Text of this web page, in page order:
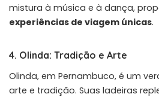
mistura à música e à dança,
experiências de viagem únicas.
4. Olinda: Tradição e Arte
Olinda, em Pernambuco, é um
arte e tradição. Suas ladeiras